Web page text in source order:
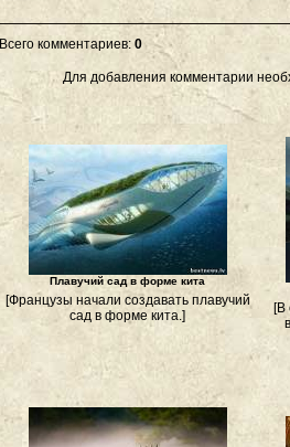
Всего комментариев: 0
Для добавления комментарии
Плавучий сад в форме кита
[Французы начали создавать плавучий
сад в форме кита.]
[В